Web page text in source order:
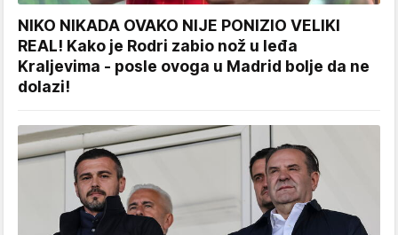
NIKO NIKADA OVAKO NIJE PONIZIO VELIKI
REAL! Kako je Rodri zabio nož u leđa
Kraljevima - posle ovoga u Madrid bolje da ne
dolazi!